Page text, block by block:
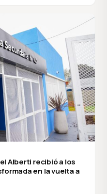
Alberti recibió a los
en la vuelta a